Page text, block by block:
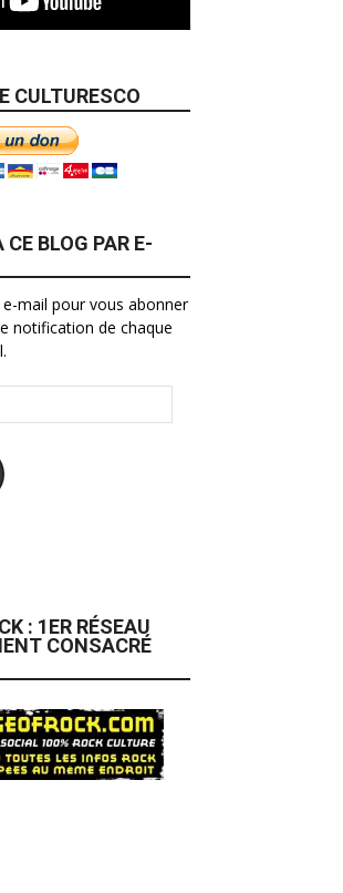
CULTURESCO
BLOG PAR E-
mail pour vous abonner
notification de chaque
: 1ER RÉSEAU
CONSACRÉ